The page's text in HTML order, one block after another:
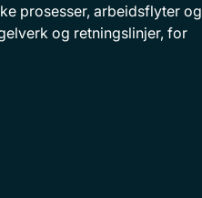
prosesser, arbeidsflyter og
og retningslinjer, for